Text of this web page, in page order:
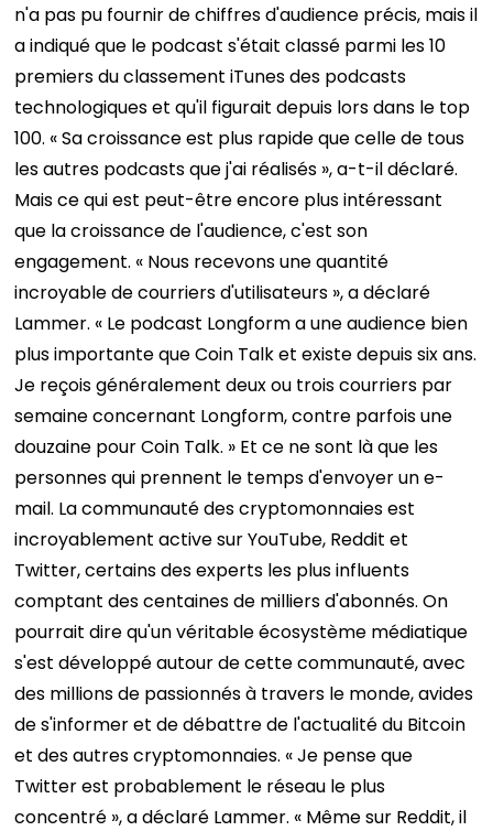
n'a pas pu fournir de chiffres d'audience précis, mais il
a indiqué que le podcast s'était classé parmi les 10
premiers du classement iTunes des podcasts
technologiques et qu'il figurait depuis lors dans le top
100. « Sa croissance est plus rapide que celle de tous
les autres podcasts que j'ai réalisés », a-t-il déclaré.
Mais ce qui est peut-être encore plus intéressant
que la croissance de l'audience, c'est son
engagement. « Nous recevons une quantité
incroyable de courriers d'utilisateurs », a déclaré
Lammer. « Le podcast Longform a une audience bien
plus importante que Coin Talk et existe depuis six ans.
Je reçois généralement deux ou trois courriers par
semaine concernant Longform, contre parfois une
douzaine pour Coin Talk. » Et ce ne sont là que les
personnes qui prennent le temps d'envoyer un e-
mail. La communauté des cryptomonnaies est
incroyablement active sur YouTube, Reddit et
Twitter, certains des experts les plus influents
comptant des centaines de milliers d'abonnés. On
pourrait dire qu'un véritable écosystème médiatique
s'est développé autour de cette communauté, avec
des millions de passionnés à travers le monde, avides
de s'informer et de débattre de l'actualité du Bitcoin
et des autres cryptomonnaies. « Je pense que
Twitter est probablement le réseau le plus
concentré », a déclaré Lammer. « Même sur Reddit, il